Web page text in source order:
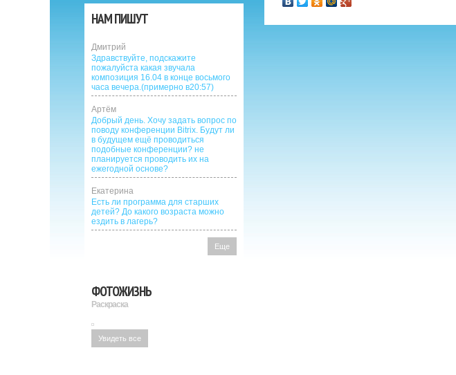
НАМ ПИШУТ
Дмитрий
Здравствуйте, подскажите
пожалуйста какая звучала
композиция 16.04 в конце восьмого
часа вечера.(примерно в20:57)
Артём
Добрый день. Хочу задать вопрос по
поводу конференции Bitrix. Будут ли
в будущем ещё проводиться
подобные конференции? не
планируется проводить их на
ежегодной основе?
Екатерина
Есть ли программа для старших
детей? До какого возраста можно
ездить в лагерь?
Еще
ФОТОЖИЗНЬ
Раскраска
Увидеть все